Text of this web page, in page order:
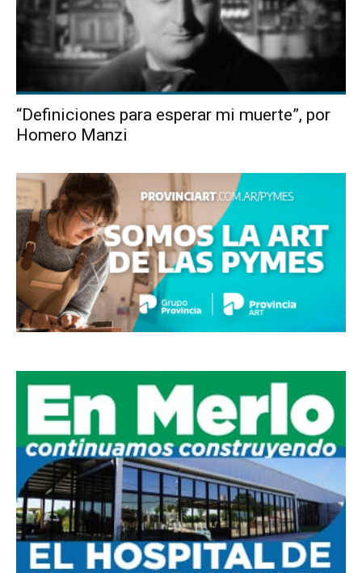
“Definiciones para esperar mi muerte”, por
Homero Manzi